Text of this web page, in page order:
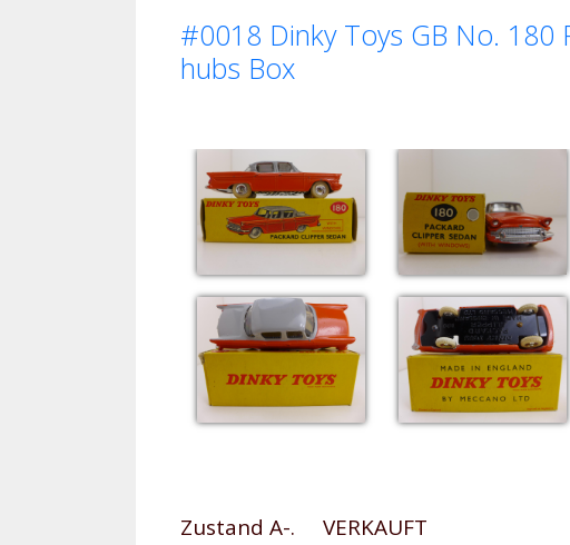
#0018 Dinky Toys GB No. 180
hubs Box
Zustand A-. VERKAUFT